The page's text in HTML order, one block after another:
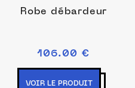
Robe débardeur
106.00 €
VOIR LE PRODUIT